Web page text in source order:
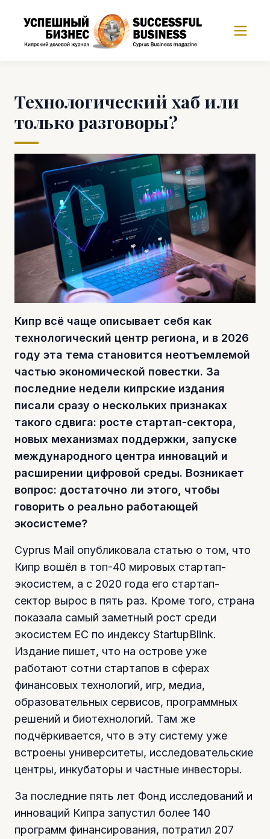
Технологический хаб или
только разговоры?
Кипр всё чаще описывает себя как
технологический центр региона, и в 2026
году эта тема становится неотъемлемой
частью экономической повестки. За
последние недели кипрские издания
писали сразу о нескольких признаках
такого сдвига: росте стартап-сектора,
новых механизмах поддержки, запуске
международного центра инноваций и
расширении цифровой среды. Возникает
вопрос: достаточно ли этого, чтобы
говорить о реально работающей
экосистеме?
Cyprus Mail опубликовала статью о том, что
Кипр вошёл в топ-40 мировых стартап-
экосистем, а с 2020 года его стартап-
сектор вырос в пять раз. Кроме того, страна
показала самый заметный рост среди
экосистем ЕС по индексу StartupBlink.
Издание пишет, что на острове уже
работают сотни стартапов в сферах
финансовых технологий, игр, медиа,
образовательных сервисов, программных
решений и биотехнологий. Там же
подчёркивается, что в эту систему уже
встроены университеты, исследовательские
центры, инкубаторы и частные инвесторы.
За последние пять лет Фонд исследований и
инноваций Кипра запустил более 140
программ финансирования, потратил 207